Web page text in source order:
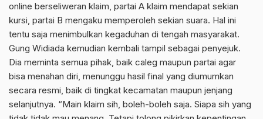
online berseliweran klaim, partai A klaim mendapat sekian
kursi, partai B mengaku memperoleh sekian suara. Hal ini
tentu saja menimbulkan kegaduhan di tengah masyarakat.
Gung Widiada kemudian kembali tampil sebagai penyejuk.
Dia meminta semua pihak, baik caleg maupun partai agar
bisa menahan diri, menunggu hasil final yang diumumkan
secara resmi, baik di tingkat kecamatan maupun jenjang
selanjutnya. “Main klaim sih, boleh-boleh saja. Siapa sih yang